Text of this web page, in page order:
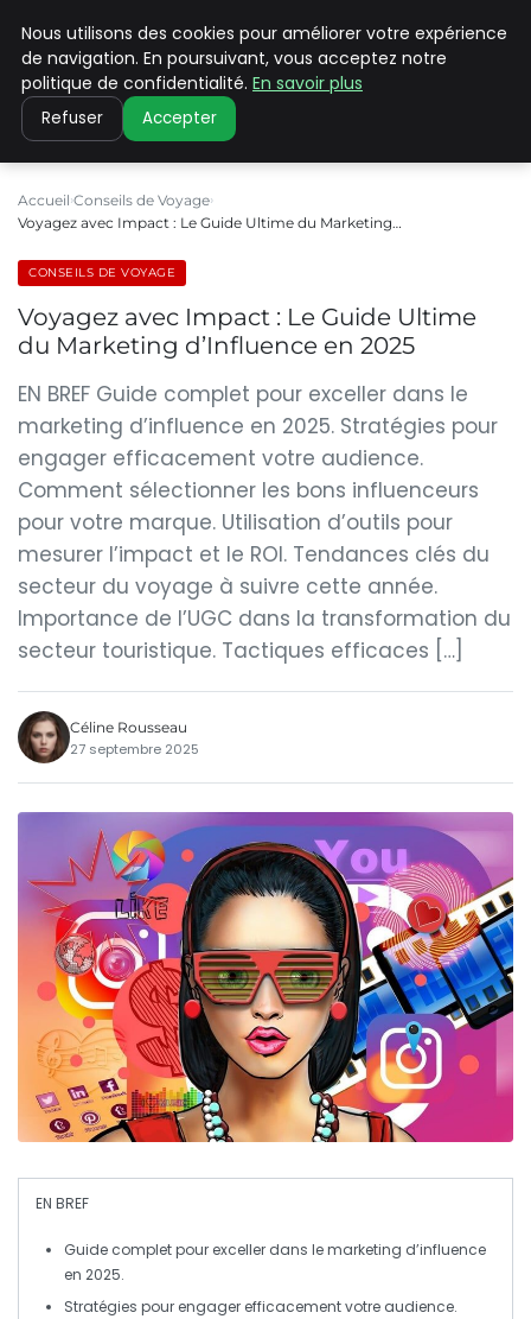
PILAT PATRIMOINES
Accueil Conseils de Voyage
Voyagez avec Impact : Le Guide Ultime du Marketing…
CONSEILS DE VOYAGE
Voyagez avec Impact : Le Guide Ultime
du Marketing d’Influence en 2025
EN BREF Guide complet pour exceller dans le
marketing d’influence en 2025. Stratégies pour
engager efficacement votre audience.
Comment sélectionner les bons influenceurs
pour votre marque. Utilisation d’outils pour
mesurer l’impact et le ROI. Tendances clés du
secteur du voyage à suivre cette année.
Importance de l’UGC dans la transformation du
secteur touristique. Tactiques efficaces […]
Céline Rousseau
27 septembre 2025
EN BREF
Guide completpour exceller dans lemarketing d’influence
en 2025.
Stratégies pour engager efficacement votre audience.
Nous utilisons des cookies pour améliorer votre expérience
de navigation. En poursuivant, vous acceptez notre
politique de confidentialité. En savoir plus
Refuser Accepter